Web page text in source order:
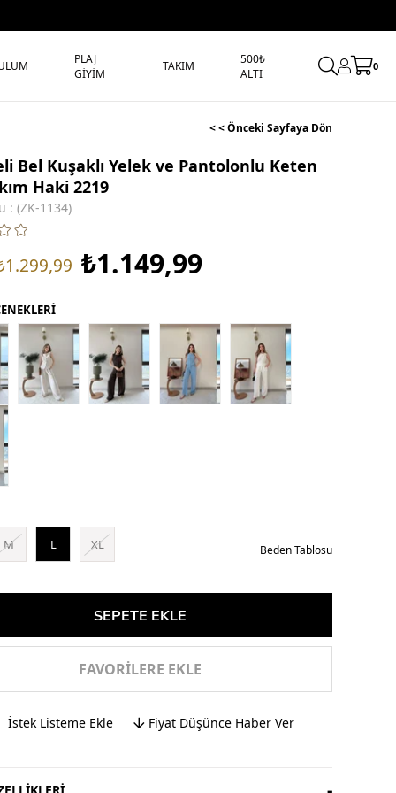
PLAJ
GİYİM
TAKIM
500₺
ALTI
0
< < Önceki Sayfaya Dön
Bel Kuşaklı Yelek ve Pantolonlu Keten
Haki 2219
(ZK-1134)
₺1.149,99
M L XL Beden Tablosu
FAVORILERE EKLE
İstek Listeme Ekle Fiyat Düşünce Haber Ver